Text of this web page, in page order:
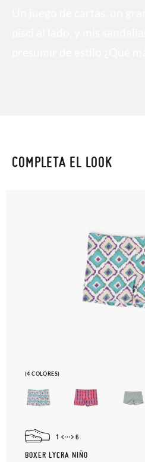
COMPLETA EL LOOK
(4 COLORES)
1 6
BOXER LYCRA NIÑO